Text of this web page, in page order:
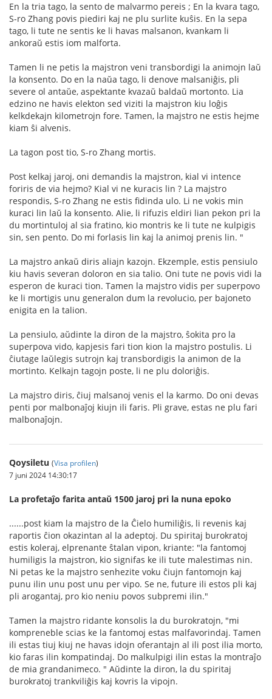
En la tria tago, la sento de malvarmo pereis ; En la kvara tago,
S-ro Zhang povis piediri kaj ne plu surlite kuŝis. En la sepa
tago, li tute ne sentis ke li havas malsanon, kvankam li
ankoraŭ estis iom malforta.
Tamen li ne petis la majstron veni transbordigi la animojn laŭ
la konsento. Do en la naŭa tago, li denove malsaniĝis, pli
severe ol antaŭe, aspektante kvazaŭ baldaŭ mortonto. Lia
edzino ne havis elekton sed viziti la majstron kiu loĝis
kelkdekajn kilometrojn fore. Tamen, la majstro ne estis hejme
kiam ŝi alvenis.
La tagon post tio, S-ro Zhang mortis.
Post kelkaj jaroj, oni demandis la majstron, kial vi intence
foriris de via hejmo? Kial vi ne kuracis lin ? La majstro
respondis, S-ro Zhang ne estis fidinda ulo. Li ne vokis min
kuraci lin laŭ la konsento. Alie, li rifuzis eldiri lian pekon pri la
du mortintuloj al sia fratino, kio montris ke li tute ne kulpigis
sin, sen pento. Do mi forlasis lin kaj la animoj prenis lin. "
La majstro ankaŭ diris aliajn kazojn. Ekzemple, estis pensiulo
kiu havis severan doloron en sia talio. Oni tute ne povis vidi la
esperon de kuraci tion. Tamen la majstro vidis per superpovo
ke li mortigis unu generalon dum la revolucio, per bajoneto
enigita en la talion.
La pensiulo, aŭdinte la diron de la majstro, ŝokita pro la
superpova vido, kapjesis fari tion kion la majstro postulis. Li
ĉiutage laŭlegis sutrojn kaj transbordigis la animon de la
mortinto. Kelkajn tagojn poste, li ne plu doloriĝis.
La majstro diris, ĉiuj malsanoj venis el la karmo. Do oni devas
penti por malbonaĵoj kiujn ili faris. Pli grave, estas ne plu fari
malbonaĵojn.
Qoysiletu (Visa profilen)
7 juni 2024 14:30:17
La profetaĵo farita antaŭ 1500 jaroj pri la nuna epoko
......post kiam la majstro de la Ĉielo humiliĝis, li revenis kaj
raportis ĉion okazintan al la adeptoj. Du spiritaj burokratoj
estis koleraj, elprenante ŝtalan vipon, kriante: "la fantomoj
humiligis la majstron, kio signifas ke ili tute malestimas nin.
Ni petas ke la majstro senhezite voku ĉiujn fantomojn kaj
punu ilin unu post unu per vipo. Se ne, future ili estos pli kaj
pli arogantaj, pro kio neniu povos subpremi ilin."
Tamen la majstro ridante konsolis la du burokratojn, "mi
kompreneble scias ke la fantomoj estas malfavorindaj. Tamen
ili estas tiuj kiuj ne havas idojn oferantajn al ili post ilia morto,
kio faras ilin kompatindaj. Do malkulpigi ilin estas la montraĵo
de mia grandanimeco. " Aŭdinte la diron, la du spiritaj
burokratoj trankviliĝis kaj kovris la vipojn.